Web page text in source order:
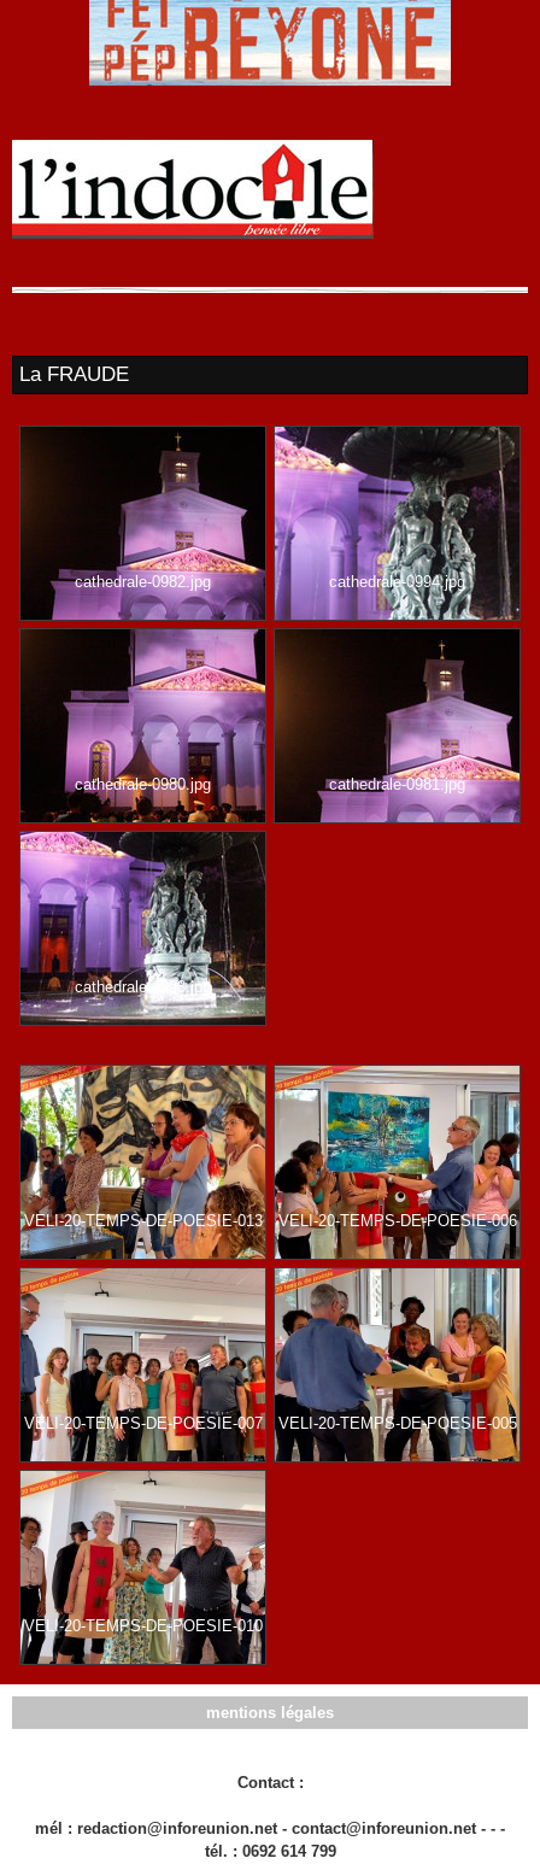
La FRAUDE
cathedrale-0982.jpg cathedrale-0994.jpg
cathedrale-0980.jpg cathedrale-0981.jpg
cathedrale-0993.jpg
VELI-20-TEMPS-DE-POESIE-013 VELI-20-TEMPS-DE-POESIE-006
VELI-20-TEMPS-DE-POESIE-007 VELI-20-TEMPS-DE-POESIE-005
VELI-20-TEMPS-DE-POESIE-010
mentions légales
Contact :
mél : redaction@inforeunion.net - contact@inforeunion.net - - -
tél. : 0692 614 799